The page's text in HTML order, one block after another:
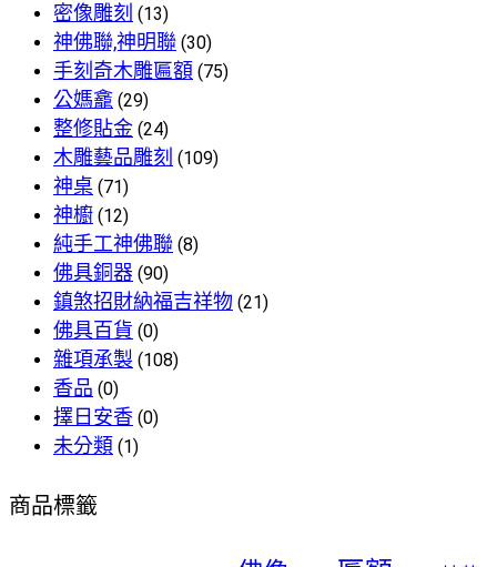
密像雕刻 (13)
神佛聯,神明聯 (30)
手刻奇木雕匾額 (75)
公媽龕 (29)
整修貼金 (24)
木雕藝品雕刻 (109)
神桌 (71)
神櫥 (12)
純手工神佛聯 (8)
佛具銅器 (90)
鎮煞招財納福吉祥物 (21)
佛具百貨 (0)
雜項承製 (108)
香品 (0)
擇日安香 (0)
未分類 (1)
商品標籤